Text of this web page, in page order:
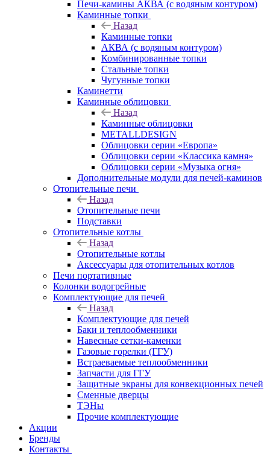
Печи-камины АКВА (с водяным контуром)
Каминные топки
Назад
Каминные топки
АКВА (с водяным контуром)
Комбинированные топки
Стальные топки
Чугунные топки
Каминетти
Каминные облицовки
Назад
Каминные облицовки
METALLDESIGN
Облицовки серии «Европа»
Облицовки серии «Классика камня»
Облицовки серии «Музыка огня»
Дополнительные модули для печей-каминов
Отопительные печи
Назад
Отопительные печи
Подставки
Отопительные котлы
Назад
Отопительные котлы
Аксессуары для отопительных котлов
Печи портативные
Колонки водогрейные
Комплектующие для печей
Назад
Комплектующие для печей
Баки и теплообменники
Навесные сетки-каменки
Газовые горелки (ГГУ)
Встраеваемые теплообменники
Запчасти для ГГУ
Защитные экраны для конвекционных печей
Сменные дверцы
ТЭНы
Прочие комплектующие
Акции
Бренды
Контакты